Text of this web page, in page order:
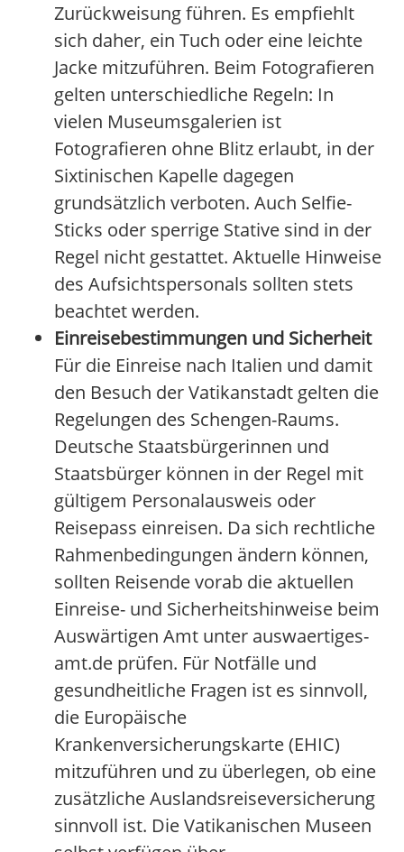
Zurückweisung führen. Es empfiehlt
sich daher, ein Tuch oder eine leichte
Jacke mitzuführen. Beim Fotografieren
gelten unterschiedliche Regeln: In
vielen Museumsgalerien ist
Fotografieren ohne Blitz erlaubt, in der
Sixtinischen Kapelle dagegen
grundsätzlich verboten. Auch Selfie-
Sticks oder sperrige Stative sind in der
Regel nicht gestattet. Aktuelle Hinweise
des Aufsichtspersonals sollten stets
beachtet werden.
Einreisebestimmungen und Sicherheit
Für die Einreise nach Italien und damit
den Besuch der Vatikanstadt gelten die
Regelungen des Schengen-Raums.
Deutsche Staatsbürgerinnen und
Staatsbürger können in der Regel mit
gültigem Personalausweis oder
Reisepass einreisen. Da sich rechtliche
Rahmenbedingungen ändern können,
sollten Reisende vorab die aktuellen
Einreise- und Sicherheitshinweise beim
Auswärtigen Amt unter auswaertiges-
amt.de prüfen. Für Notfälle und
gesundheitliche Fragen ist es sinnvoll,
die Europäische
Krankenversicherungskarte (EHIC)
mitzuführen und zu überlegen, ob eine
zusätzliche Auslandsreiseversicherung
sinnvoll ist. Die Vatikanischen Museen